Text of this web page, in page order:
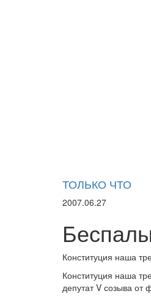
ТОЛЬКО ЧТО
2007.06.27
Конституция наша
Конституция наша
депутат V созыва